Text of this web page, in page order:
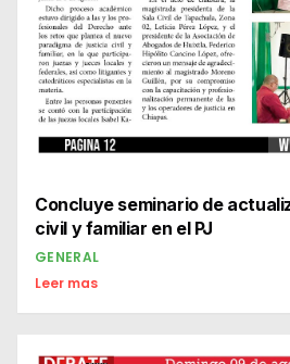
Concluye seminario de
civil y familiar en el PJ
GENERAL
Leer mas